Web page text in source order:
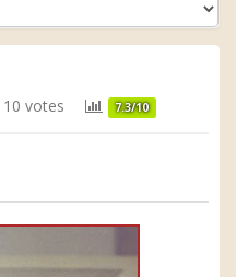
10 votes 7.3/10